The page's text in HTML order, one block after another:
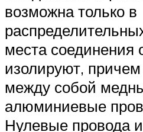
возможна только в
места соединения
изолируют,
между собой
алюминиевые
Нулевые провода